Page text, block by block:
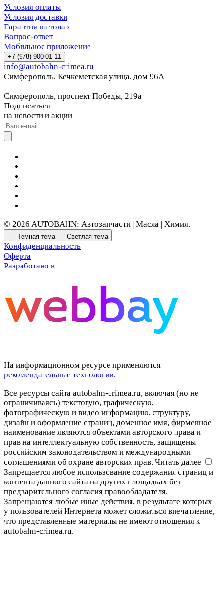
Условия оплаты
Условия доставки
Гарантия на товар
Вопрос-ответ
Мобильное приложение
+7 (978) 900-01-11
info@autobahn-crimea.ru
Симферополь, Кечкеметская улица, дом 96А
Симферополь, проспект Победы, 219а
Подписаться
на новости и акции
© 2026 AUTOBAHN: Автозапчасти | Масла | Химия.
Темная тема Светлая тема
Конфиденциальность
Оферта
Разработано в
На информационном ресурсе применяются
рекомендательные технологии.
Все ресурсы сайта autobahn-crimea.ru, включая (но не
ограничиваясь) текстовую, графическую,
фотографическую и видео информацию, структуру,
дизайн и оформление страниц, доменное имя, фирменное
наименование являются объектами авторского права и
прав на интеллектуальную собственность, защищены
российским законодательством и международными
соглашениями об охране авторских прав. Читать далее
Запрещается любое использование содержания страниц и
контента данного сайта на других площадках без
предварительного согласия правообладателя.
Запрещаются любые иные действия, в результате которых
у пользователей Интернета может сложиться впечатление,
что представленные материалы не имеют отношения к
autobahn-crimea.ru.